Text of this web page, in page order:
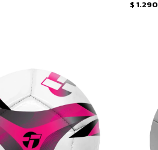
$ 1.290